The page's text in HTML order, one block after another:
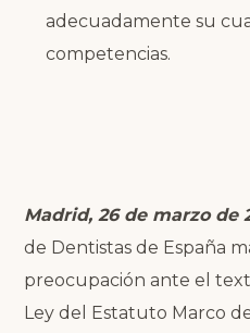
adecuadamente su
competencias.
Madrid, 26 de marzo de
de Dentistas de España
preocupación ante el
Ley del Estatuto Marco